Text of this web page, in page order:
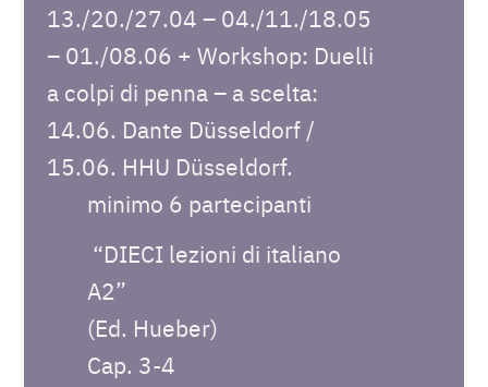
13./20./27.04 – 04./11./18.05
– 01./08.06 + Workshop: Duelli
a colpi di penna – a scelta:
14.06. Dante Düsseldorf /
15.06. HHU Düsseldorf.
minimo 6 partecipanti
“DIECI lezioni di italiano
A2”
(Ed. Hueber)
Cap. 3-4